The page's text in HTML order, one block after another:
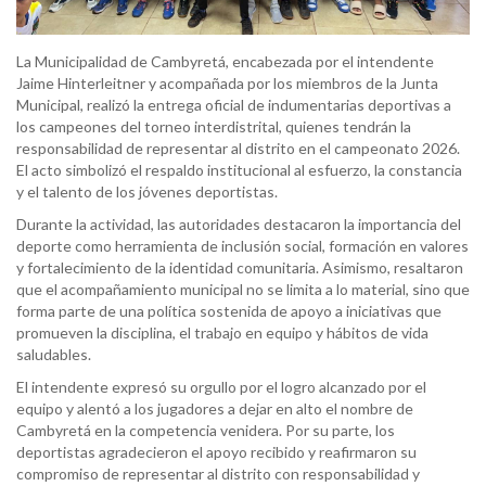
La Municipalidad de Cambyretá, encabezada por el intendente
Jaime Hinterleitner y acompañada por los miembros de la Junta
Municipal, realizó la entrega oficial de indumentarias deportivas a
los campeones del torneo interdistrital, quienes tendrán la
responsabilidad de representar al distrito en el campeonato 2026.
El acto simbolizó el respaldo institucional al esfuerzo, la constancia
y el talento de los jóvenes deportistas.
Durante la actividad, las autoridades destacaron la importancia del
deporte como herramienta de inclusión social, formación en valores
y fortalecimiento de la identidad comunitaria. Asimismo, resaltaron
que el acompañamiento municipal no se limita a lo material, sino que
forma parte de una política sostenida de apoyo a iniciativas que
promueven la disciplina, el trabajo en equipo y hábitos de vida
saludables.
El intendente expresó su orgullo por el logro alcanzado por el
equipo y alentó a los jugadores a dejar en alto el nombre de
Cambyretá en la competencia venidera. Por su parte, los
deportistas agradecieron el apoyo recibido y reafirmaron su
compromiso de representar al distrito con responsabilidad y